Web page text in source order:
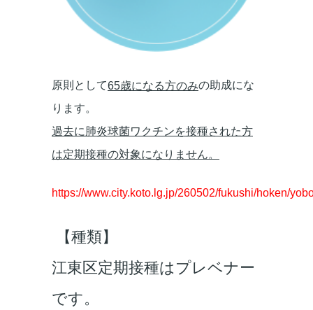
原則として65歳になる方のみの助成にな
ります。
過去に肺炎球菌ワクチンを接種された方
は定期接種の対象になりません
https://www.city.koto.lg.jp/260502/fukushi/hoken/
【種類】
江東区定期接種はプレベナー
です。